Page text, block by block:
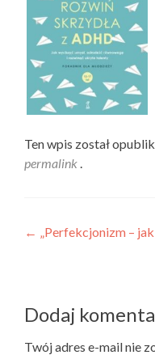
Ten wpis został
permalink .
← „Perfekcjonizm –
Dodaj
Twój adres e-mail nie